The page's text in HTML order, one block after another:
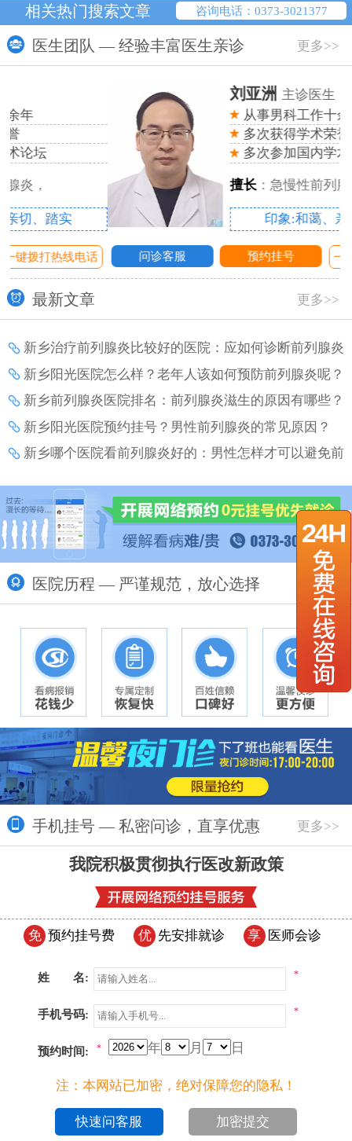
相关热门搜索文章 咨询电话：0373-3021377
医生团队 — 经验丰富医生亲诊 更多>>
刘亚洲
主诊医生
从事男科工作十余年
多次获得学术荣誉
多次参加国内学术论坛
擅长：急慢性前列腺炎，
印象:和蔼、亲切、踏实
问诊客服 预约挂号 一键拨打热线电话
最新文章 更多>>
新乡治疗前列腺炎比较好的医院：应如何诊断前列腺炎
增生？
新乡阳光医院怎么样？老年人该如何预防前列腺炎呢？
新乡前列腺炎医院排名：前列腺炎滋生的原因有哪些？
新乡阳光医院预约挂号？男性前列腺炎的常见原因？
新乡哪个医院看前列腺炎好的：男性怎样才可以避免前
医院历程 — 严谨规范，放心选择 更多>>
手机挂号 — 私密问诊，直享优惠 更多>>
我院积极贯彻执行医改新政策
免 预约挂号费 优 先安排就诊 享 医师会诊
姓 名: *
手机号码: *
预约时间: 年 月 日
*
注：本网站已加密，绝对保障您的隐私！
加密提交